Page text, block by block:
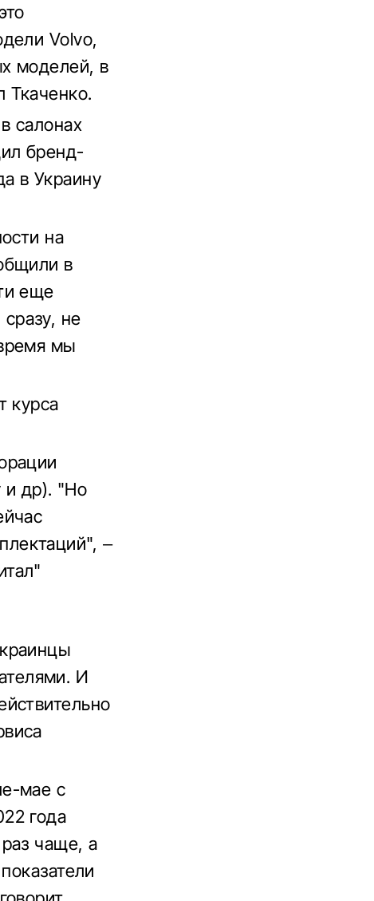
Volvo,
моделей, в
Ткаченко.
салонах
бренд-
в Украину
на
в
еще
не
мы
курса
и др). "Но
–
И
мае с
года
раз чаще, а